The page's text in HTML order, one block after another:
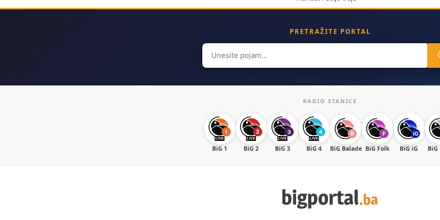
PRETRAŽITE PORTAL
Search
for:
RADIO STANICE
BiG 1 BiG 2 BiG 3 BiG 4 BiG Balade BiG Folk BiG iG BiG